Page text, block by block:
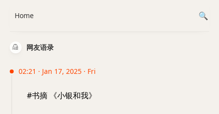
网友语录
02:21 · Jan 17, 2025 · Fri
#书摘 《小银和我》
Home